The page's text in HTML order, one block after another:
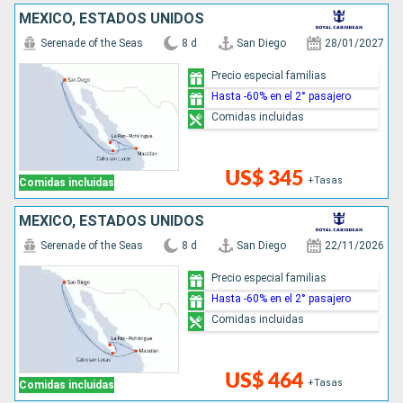
MÉXICO, ESTADOS UNIDOS
Comidas incluidas
Serenade of the Seas 8 d San Diego 28/01/2027
US$ 345 +Tasas
Precio especial familias
Hasta -60% en el 2° pasajero
Comidas incluidas
MÉXICO, ESTADOS UNIDOS
Comidas incluidas
Serenade of the Seas 8 d San Diego 22/11/2026
US$ 464 +Tasas
Precio especial familias
Hasta -60% en el 2° pasajero
Comidas incluidas